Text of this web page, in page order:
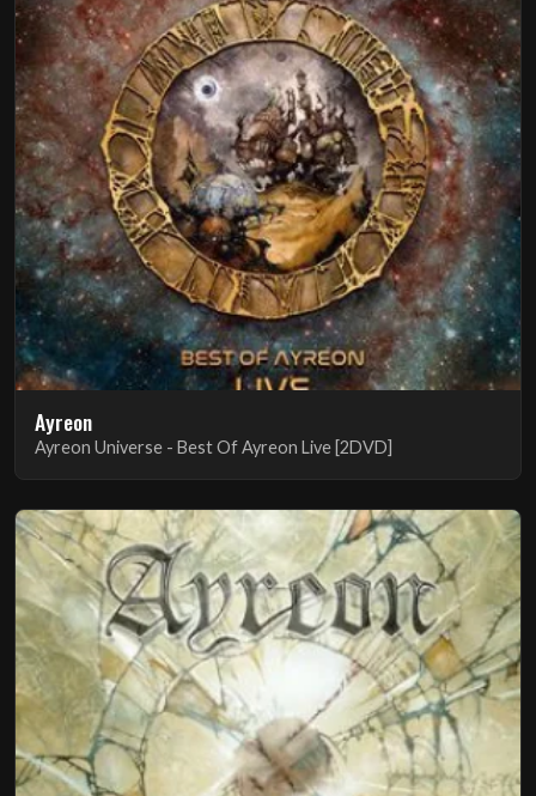
Ayreon
Ayreon Universe - Best Of Ayreon Live [2DVD]